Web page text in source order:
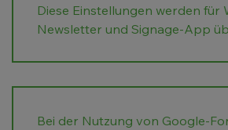
Diese Einstellungen werden für
Newsletter und Signage-App
Bei der Nutzung von Google-